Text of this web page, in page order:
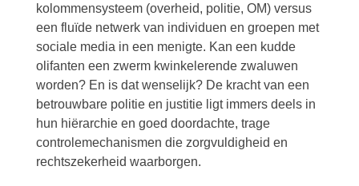
kolommensysteem (overheid, politie, OM) versus
een fluïde netwerk van individuen en groepen met
sociale media in een menigte. Kan een kudde
olifanten een zwerm kwinkelerende zwaluwen
worden? En is dat wenselijk? De kracht van een
betrouwbare politie en justitie ligt immers deels in
hun hiërarchie en goed doordachte, trage
controlemechanismen die zorgvuldigheid en
rechtszekerheid waarborgen.